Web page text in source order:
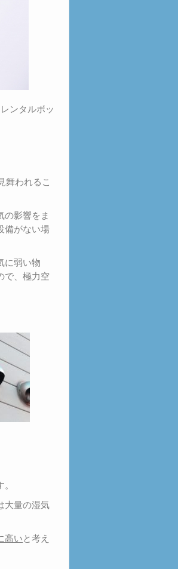
ンタルボッ
舞われるこ
の影響をま
備がない場
に弱い物
で、極力空
大量の湿気
高いと考え